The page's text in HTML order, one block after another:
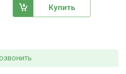
Купить